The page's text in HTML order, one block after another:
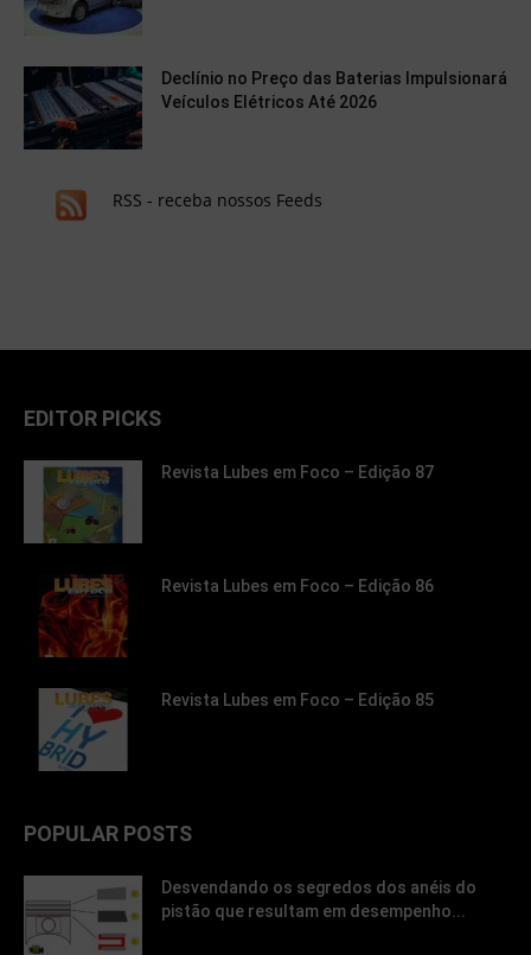
Declínio no Preço das Baterias Impulsionará
Veículos Elétricos Até 2026
RSS - receba nossos Feeds
EDITOR PICKS
Revista Lubes em Foco – Edição 87
Revista Lubes em Foco – Edição 86
Revista Lubes em Foco – Edição 85
POPULAR POSTS
Desvendando os segredos dos anéis do
pistão que resultam em desempenho...